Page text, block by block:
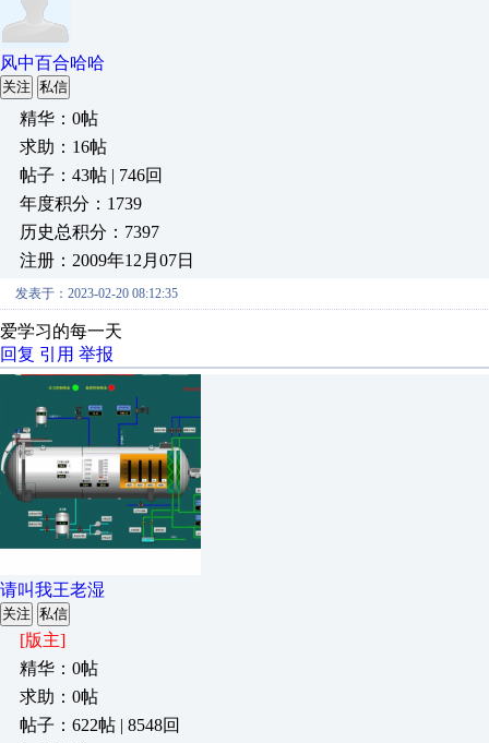
风中百合哈哈
关注 私信
精华：0帖
求助：16帖
帖子：43帖 | 746回
年度积分：1739
历史总积分：7397
注册：2009年12月07日
发表于：2023-02-20 08:12:35
爱学习的每一天
回复 引用 举报
请叫我王老湿
关注 私信
[版主]
精华：0帖
求助：0帖
帖子：622帖 | 8548回